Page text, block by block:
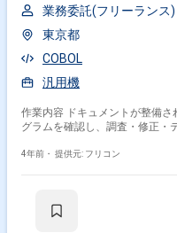
業務委託(フリーランス)
東京都
COBOL
汎用機
作業内容 ドキュメントが整備
グラムを確認し、調査・修正・
4年前・ 提供元: フリコン